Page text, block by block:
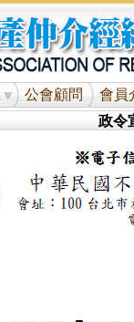
公會顧問
會員
政令